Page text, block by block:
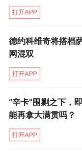
赛后对于大家最
续，医疗暂停时
就没问题了，”
节奏，不让他取
对于本场比赛对
己采用了更多变
德约科维奇将搭档
网混双
“辛卡”围剿之下，
能再拿大满贯吗？